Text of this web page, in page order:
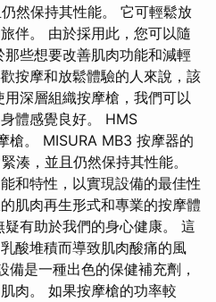
然保持其性能。 它可輕鬆放
伴。 由於採用此，您可以隨
些想要改善肌肉功能和減輕
按摩和放鬆體驗的人來說，該
深層組織按摩槍，我們可以
體感覺良好。 HMS
槍。 MISURA MB3 按摩器的
湊，並且仍然保持其性能。
和特性，以實現設備的最佳性
肌肉再生形式和專業的按摩體
有助於我們的身心健康。 這
酸堆積而導致肌肉酸痛的風
是一種出色的保健補充劑，
肉。 如果按摩槍的功率較